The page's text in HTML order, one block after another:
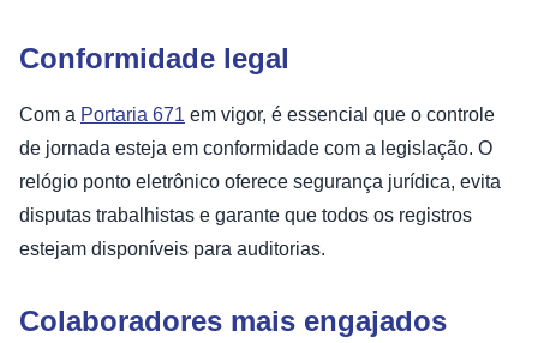
Conformidade legal
Com a Portaria 671 em vigor, é essencial que o controle
de jornada esteja em conformidade com a legislação. O
relógio ponto eletrônico oferece segurança jurídica, evita
disputas trabalhistas e garante que todos os registros
estejam disponíveis para auditorias.
Colaboradores mais engajados